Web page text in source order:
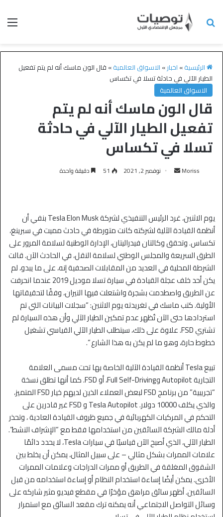
الرئيسية» اخبار» الاسواق العالمية» قال الون ماسك أنه لم يتم تفعيل
الطيار الآلي في حادثة تسلا في تكساس
الاسواق العالمية
قال الون ماسك أنه لم يتم
تفعيل الطيار الآلي في حادثة
تسلا في تكساس
Moriss نوفمبر 2, 2021 51 دقيقة واحدة
يوم الاثنين، غرد الرئيس التنفيذي لشركة Tesla Elon Musk بنفي أن
أنظمة القيادة الآلية لشركته كانت متورطة في حادث مميت في سبرينغ،
تكساس. وتحقق وكالتان فيدراليتان، الإدارة الوطنية لسلامة المرور على
الطرق السريعة والمجلس الوطني لسلامة النقل، في الحادث الآن. قالت
الشرطة المحلية في العديد من المقابلات الصحفية إنه، على ما يبدو، لم
يكن أحد خلف عجلة القيادة في سيارة تسلا موديل 2019 عندما انحرفت
عن الطريق واصطدمت بشجرة واشتعلت فيها النيران، وفقًا لتحقيقاتها
الأولية. كتب ماسك في تغريدته يوم الاثنين: “سجلات البيانات التي تم
استردادها حتى الآن تُظهر عدم تمكين الطيار الآلي وأن هذه السيارة لم
تشتري FSD. علاوة على ذلك، سيتطلب الطيار الآلي القياسي تشغيل
خطوط حارة، وهو ما لم يكن به هذا الشارع “.
تبيع Tesla أنظمة القيادة الآلية الخاصة بها تحت مسمى العلامة
التجارية Autopilot وFull Self-Driving، أو FSD. كما أنها تطلق نسخة
“تجريبية” من برنامج FSD لبعض العملاء الذين لديهم خيار FSD المتميز،
والذي يكلف 10000 دولار. Tesla Autopilot و FSD غير قادرين على
التحكم في المركبات الكهربائية في جميع ظروف القيادة العادية ، وتحذر
أدلة مالك الشركة السائقين من استخدامها فقط مع “الإشراف النشط”.
الطيار الآلي، الذي أصبح الآن قياسيًا في سيارات Tesla، لا يحدد دائمًا
علامات الممرات بشكل مثالي – على سبيل المثال، يمكن أن يخلط بين
الشقوق المغلقة في الطريق أو ممرات الدراجات وعلامات الممرات
الأخرى. يمكن أيضًا إساءة استخدام النظام أو إساءة استخدامه من قبل
السائقين. أظهر سائق مراهق مؤخرًا في مقطع فيديو مثير شاركه على
وسائل التواصل الاجتماعي أنه يمكنه ترك مقعد السائق مع استمرار